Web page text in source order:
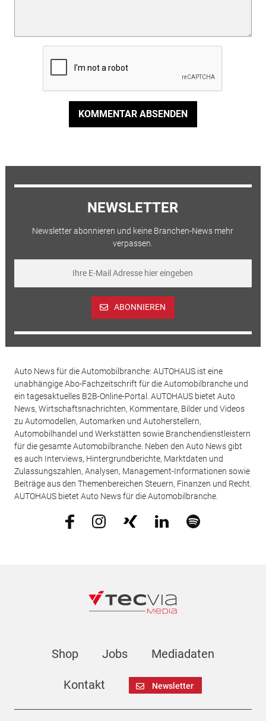
KOMMENTAR ABSENDEN
NEWSLETTER
Newsletter abonnieren und keine Branchen-News mehr
verpassen.
ABONNIEREN
Auto News für die Automobilbranche: AUTOHAUS ist eine
unabhängige Abo-Fachzeitschrift für die Automobilbranche und
ein tagesaktuelles B2B-Online-Portal. AUTOHAUS bietet Auto
News, Wirtschaftsnachrichten, Kommentare, Bilder und Videos
zu Automodellen, Automarken und Autoherstellern,
Automobilhandel und Werkstätten sowie Branchendienstleistern
für die gesamte Automobilbranche. Neben den Auto News gibt
es auch Interviews, Hintergrundberichte, Marktdaten und
Zulassungszahlen, Analysen, Management-Informationen sowie
Beiträge aus den Themenbereichen Steuern, Finanzen und Recht.
AUTOHAUS bietet Auto News für die Automobilbranche.
Shop Jobs Mediadaten
Kontakt Newsletter